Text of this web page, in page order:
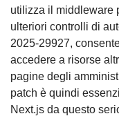
utilizza il middleware
ulteriori controlli di
2025-29927,
accedere a risorse
pagine degli
patch è quindi
Next.js da questo